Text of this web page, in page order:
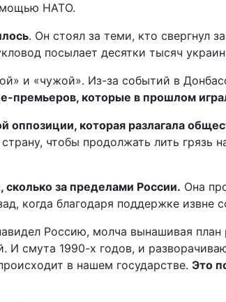
НАТО.
. Он стоял за теми, кто свергнул
посылает десятки тысяч
и «чужой». Из-за событий в
премьеров, которые в прошлом
которая разлагала
чтобы продолжать лить грязь
сколько за пределами России. Она
когда благодаря поддержке
Россию, молча вынашивая план
И смута 1990-х годов, и
в нашем государстве. Это